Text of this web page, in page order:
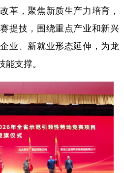
海南 重庆
云南 西藏
青海
黑龙江
Français عربى
日本語 한국어
革，聚焦新质生产力培育，
提技，围绕重点产业和新兴
业、新就业形态延伸，为龙
支撑。